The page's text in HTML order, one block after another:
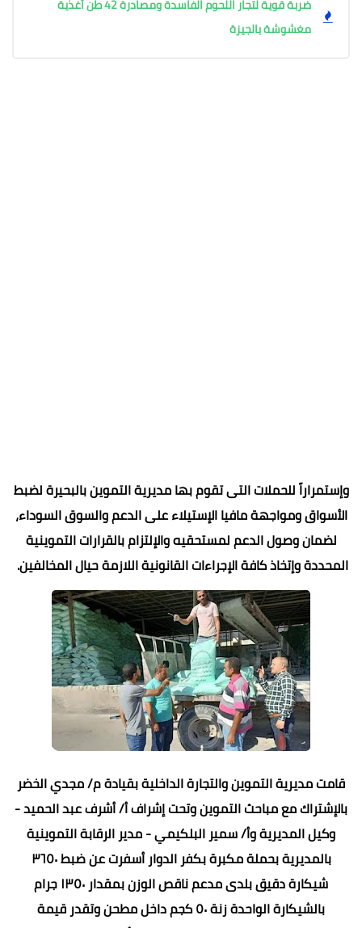
ضربة قوية لتجار اللحوم الفاسدة ومصادرة 42 طن أغذية
مغشوشة بالجيزة
وإستمراراً للحملات التى تقوم بها مديرية التموين بالبحيرة لضبط
الأسواق ومواجهة مافيا الإستيلاء على الدعم والسوق السوداء،
لضمان وصول الدعم لمستحقيه والإلتزام بالقرارات التموينية
المحددة وإتخاذ كافة الإجراءات القانونية اللازمة حيال المخالفين.
قامت مديرية التموين والتجارة الداخلية بقيادة م/ مجدي الخضر
بالإشتراك مع مباحث التموين وتحت إشراف أ/ أشرف عبد الحميد -
وكيل المديرية وأ/ سمير البلكيمي - مدير الرقابة التموينية
بالمديرية بحملة مكبرة بكفر الدوار أسفرت عن ضبط ٣٦٥٠
شيكارة دقيق بلدى مدعم ناقص الوزن بمقدار ١٣٥٠ جرام
بالشيكارة الواحدة زنة ٥٠ كجم داخل مطحن وتقدر قيمة